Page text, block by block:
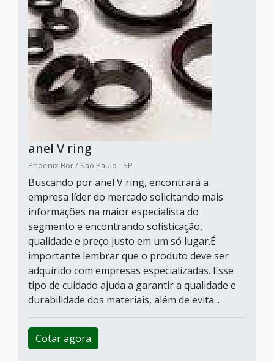
anel V ring
Phoenix Bor / São Paulo - SP
Buscando por anel V ring, encontrará a
empresa líder do mercado solicitando mais
informações na maior especialista do
segmento e encontrando sofisticação,
qualidade e preço justo em um só lugar.É
importante lembrar que o produto deve ser
adquirido com empresas especializadas. Esse
tipo de cuidado ajuda a garantir a qualidade e
durabilidade dos materiais, além de evita...
Cotar agora